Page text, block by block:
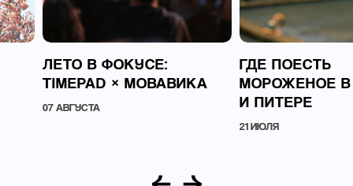
ЛЕТО В ФОКУСЕ:
TIMEPAD × МОВАВИКА
07 АВГУСТА
ГДЕ ПОЕСТЬ
МОРОЖЕНОЕ
И ПИТЕРЕ
21 ИЮЛЯ